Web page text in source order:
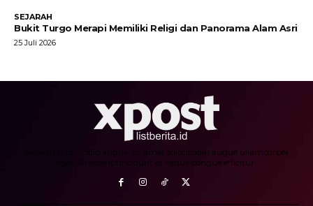
SEJARAH
Bukit Turgo Merapi Memiliki Religi dan Panorama Alam Asri
25 Juli 2026
Aenean mollis odio augue, sit amet sollicitudin augue ullamcorper
eget. Praesent tincidunt et neque congue efficitur.